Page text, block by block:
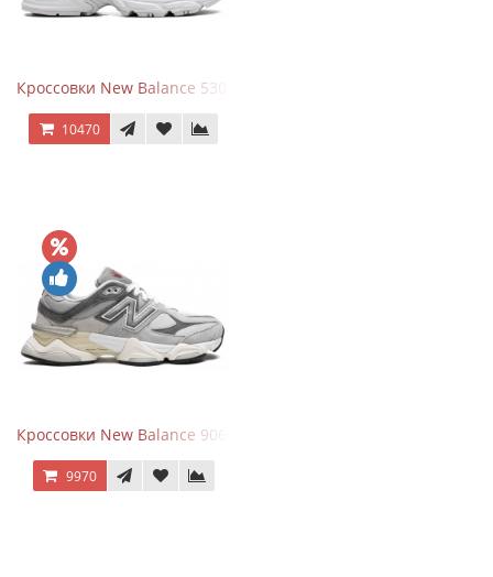
Кроссовки New Balance 530 Total White Silver
10470
Кроссовки New Balance 9060 Rain Cloud Grey
9970